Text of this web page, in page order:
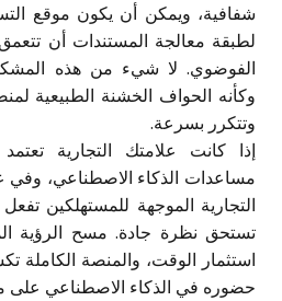
شفافية، ويمكن أن يكون موقع
لطبقة معالجة المستندات أن
الفوضوي. لا شيء من هذه
وتتكرر بسرعة.
إذا كانت علامتك التجارية
تستحق نظرة جادة. مسح الرؤية
استثمار الوقت، والمنصة الكاملة
حضوره في الذكاء الاصطناعي على